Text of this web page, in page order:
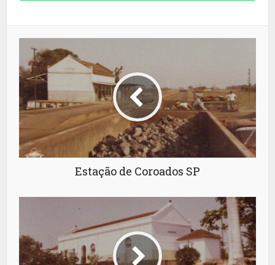
Estação de Coroados SP